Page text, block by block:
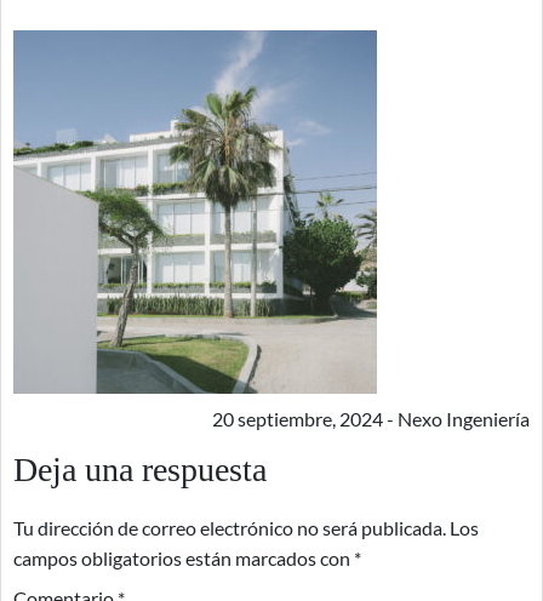
20 septiembre, 2024 - Nexo Ingeniería
Deja una respuesta
Tu dirección de correo electrónico no será publicada. Los
campos obligatorios están marcados con *